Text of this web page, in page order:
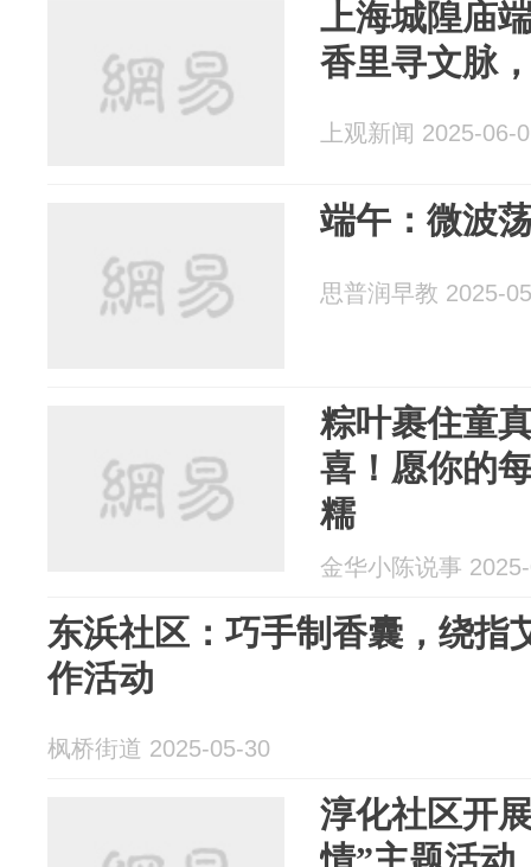
上海城隍庙
香里寻文脉
上观新闻 2025-06-
端午：微波
思普润早教 2025-
粽叶裹住童
喜！愿你的
糯
金华小陈说事
东浜社区：巧手制香囊，绕指
作活动
枫桥街道 2025-05-30
淳化社区开